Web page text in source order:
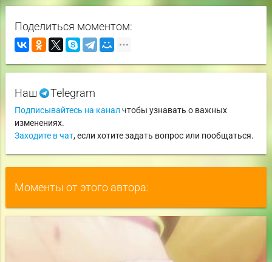
Поделиться моментом:
Наш Telegram
Подписывайтесь на канал чтобы узнавать о важных
изменениях.
Заходите в чат, если хотите задать вопрос или пообщаться.
Моменты от этого автора: